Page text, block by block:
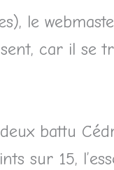
le
car il se
battu
sur 15,